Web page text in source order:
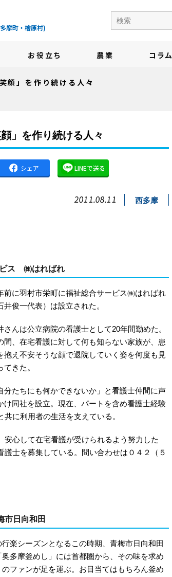
報サイト-
摩町・檜原村)
お役立ち 農業 コラム
顔」を作り続ける人々
」を作り続ける人々
シェア LINEで送る
2011.08.11 西多摩
ス ㈱はればれ
前に羽村市栄町に福祉総合サービス㈱はればれ
井俊一代表）は設立された。
さんは公立病院の看護士として20年間勤めた。
間、在宅看護に対して何も知らない家族が、患
抱え不安そうな顔で退院していく姿を何度も見
てきた。
分たちにも何かできないか」と看護士仲間に声
け同社を設立。現在、パートを含め看護士経験
に利用者の生活を支えている。
安心して在宅看護が受けられるよう努力した
士を募集している。問い合わせは０４２（５
日向和田
行楽シーズンとなるこの時期、青梅市日向和田
奥多摩釜めし」には首都圏から、その味を求め
のファンが足を運ぶ。お目当てはもちろん釜め